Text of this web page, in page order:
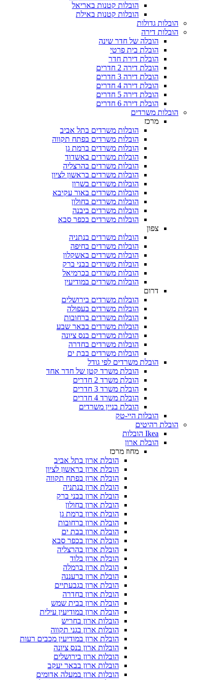
הובלות קטנות באריאל
הובלות קטנות באילת
הובלות גדולות
הובלות דירה
הובלה של חדר שינה
הובלת בית פרטי
הובלת דירת חדר
הובלת דירה 2 חדרים
הובלת דירה 3 חדרים
הובלת דירה 4 חדרים
הובלת דירה 5 חדרים
הובלת דירה 6 חדרים
הובלות משרדים
מרכז
הובלות משרדים בתל אביב
הובלות משרדים בפתח תקווה
הובלות משרדים ברמת גן
הובלות משרדים באשדוד
הובלות משרדים בהרצליה
הובלות משרדים בראשון לציון
הובלות משרדים בשרון
הובלות משרדים באור עקיבא
הובלות משרדים בחולון
הובלות משרדים ביבנה
הובלות משרדים בכפר סבא
צפון
הובלות משרדים בנתניה
הובלות משרדים בחיפה
הובלות משרדים באשקלון
הובלות משרדים בבני ברק
הובלות משרדים בכרמיאל
הובלות משרדים במודיעין
דרום
הובלות משרדים בירושלים
הובלות משרדים בעפולה
הובלות משרדים ברחובות
הובלות משרדים בבאר שבע
הובלות משרדים בנס ציונה
הובלות משרדים בחדרה
הובלות משרדים בבת ים
הובלת משרדים לפי גודל
הובלת משרד קטן של חדר אחד
הובלת משרד 2 חדרים
הובלת משרד 3 חדרים
הובלת משרד 4 חדרים
הובלת בניין משרדים
הובלות היי-טק
הובלת רהיטים
Ikea הובלות
הובלת ארון
מחוז מרכז
הובלת ארון בתל אביב
הובלת ארון בראשון לציון
הובלת ארון בפתח תקווה
הובלת ארון בנתניה
הובלת ארון בבני ברק
הובלת ארון בחולון
הובלת ארון ברמת גן
הובלת ארון ברחובות
הובלת ארון בבת ים
הובלת ארון בכפר סבא
הובלת ארון בהרצליה
הובלת ארון בלוד
הובלת ארון ברמלה
הובלת ארון ברעננה
הובלת ארון בגבעתיים
הובלת ארון בחדרה
הובלת ארון בבית שמש
הובלת ארון במודיעין עילית
הובלות ארון בחריש
הובלות ארון בגני תקווה
הובלת ארון במודיעין מכבים רעות
הובלות ארון בנס ציונה
הובלות ארון בירושלים
הובלות ארון בבאר יעקב
הובלות ארון במעלה אדומים